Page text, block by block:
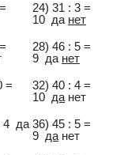
24) 31 : 3 =
10 да нет
28) 46 : 5 =
9 да нет
=
32) 40 : 4 =
10 данет
4 да 36) 45 : 5 =
9 данет